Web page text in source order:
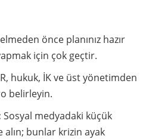
önce planınız hazır
için çok geçtir.
hukuk, İK ve üst yönetimden
belirleyin.
Sosyal medyadaki küçük
alın; bunlar krizin ayak